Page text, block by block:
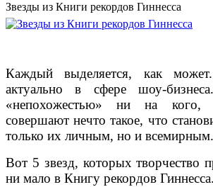
Звезды из Книги рекордов Гиннесса
Каждый выделяется, как
актуально в сфере шоу-
«непохожестью» ни на кого,
совершают нечто такое, что
только их личным, но и всемирным.
Вот 5 звезд, которых творчество
ни мало в Книгу рекордов Гиннесса.